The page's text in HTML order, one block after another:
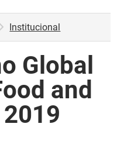
Institucional
Global
and